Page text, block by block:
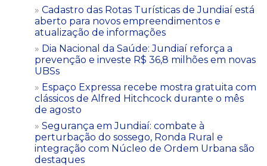
Cadastro das Rotas Turísticas de Jundiaí está
aberto para novos empreendimentos e
atualização de informações
Dia Nacional da Saúde: Jundiaí reforça a
prevenção e investe R$ 36,8 milhões em novas
UBSs
Espaço Expressa recebe mostra gratuita com
clássicos de Alfred Hitchcock durante o mês
de agosto
Segurança em Jundiaí: combate à
perturbação do sossego, Ronda Rural e
integração com Núcleo de Ordem Urbana são
destaques